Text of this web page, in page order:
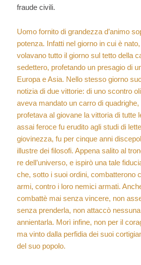
fraude civili.
Uomo fornito di grandezza d’animo
potenza. Infatti nel giorno in cui è
volavano tutto il giorno sul tetto della
sedettero, profetando un presagio di
Europa e Asia. Nello stesso giorno
notizia di due vittorie: di uno scontro
aveva mandato un carro di quadrighe,
profetava al giovane la vittoria di tutte
assai feroce fu erudito agli studi di
giovinezza, fu per cinque anni
illustre dei filosofi. Appena salito al
re dell’universo, e ispirò una tale
che, sotto i suoi ordini, combatterono
armi, contro i loro nemici armati.
combattè mai senza vincere, non
senza prenderla, non attaccò
annientarla. Morì infine, non per il
ma vinto dalla perfidia dei suoi
del suo popolo.